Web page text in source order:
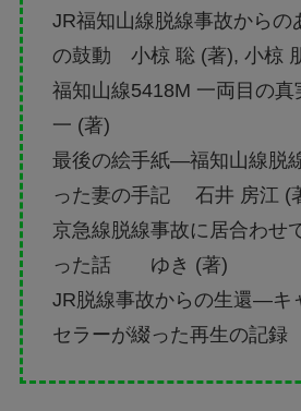
JR福知山線脱線事故からの
の鼓動 小椋 聡 (著), 小椋
福知山線5418M 一両目の
一 (著)
最後の絵手紙―福知山線脱
った妻の手記 石井 房江 (
京急線脱線事故に居合わせ
った話 ゆき (著)
JR脱線事故からの生還―キ
セラーが綴った再生の記